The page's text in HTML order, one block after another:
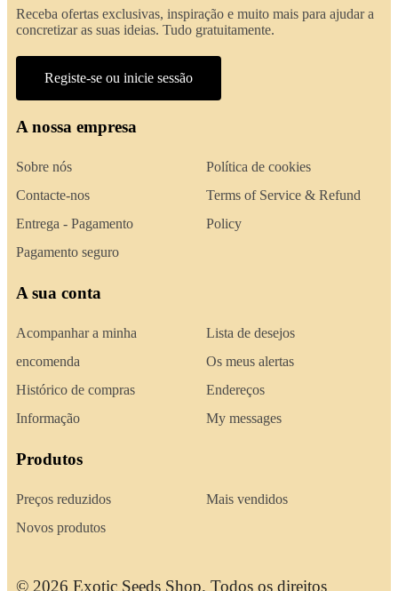
Receba ofertas exclusivas, inspiração e muito mais para ajudar a
concretizar as suas ideias. Tudo gratuitamente.
Registe-se ou inicie sessão
A nossa empresa
Sobre nós
Contacte-nos
Entrega - Pagamento
Pagamento seguro
Política de cookies
Terms of Service & Refund
Policy
A sua conta
Acompanhar a minha
encomenda
Histórico de compras
Informação
Lista de desejos
Os meus alertas
Endereços
My messages
Produtos
Preços reduzidos
Novos produtos
Mais vendidos
© 2026 Exotic Seeds Shop. Todos os direitos